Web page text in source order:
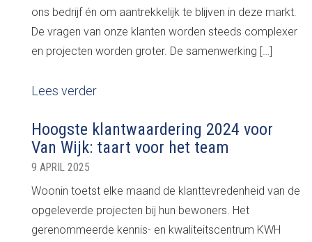
ons bedrijf én om aantrekkelijk te blijven in deze markt.
De vragen van onze klanten worden steeds complexer
en projecten worden groter. De samenwerking […]
Lees verder
Hoogste klantwaardering 2024 voor
Van Wijk: taart voor het team
9 APRIL 2025
Woonin toetst elke maand de klanttevredenheid van de
opgeleverde projecten bij hun bewoners. Het
gerenommeerde kennis- en kwaliteitscentrum KWH